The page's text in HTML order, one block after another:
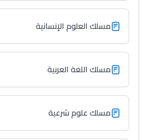
دليل التوجيه
التوجيه بالثانوي و الإعدادي
مسلك العلوم الإنسانية
مسلك اللغة العربية
مسلك علوم شرعية